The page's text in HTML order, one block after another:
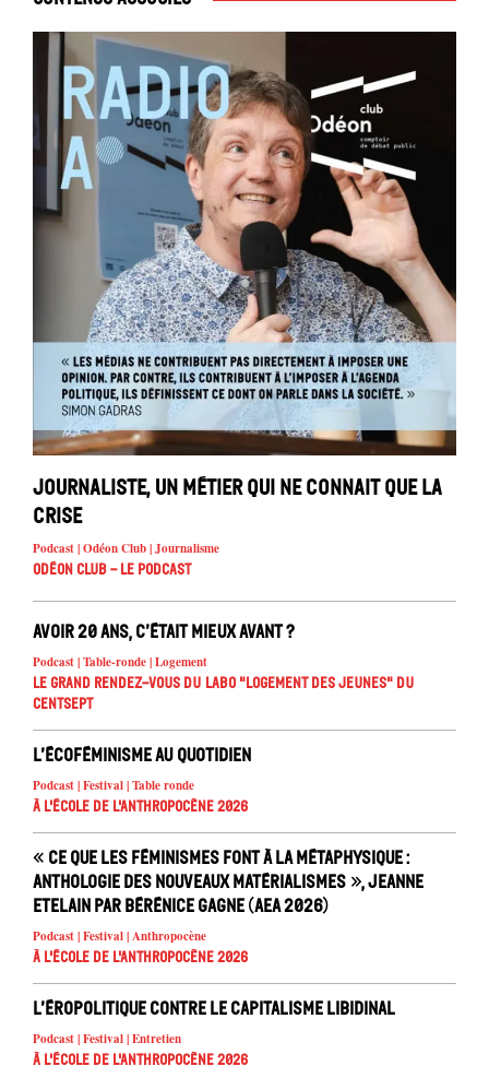
Journaliste, un métier qui ne connait que la
crise
Podcast | Odéon Club | Journalisme
Odéon Club - Le Podcast
Avoir 20 ans, c’était mieux avant ?
Podcast | Table-ronde | Logement
Le Grand Rendez-vous du Labo "Logement des jeunes" du
Centsept
L’écoféminisme au quotidien
Podcast | Festival | Table ronde
À l'école de l'Anthropocène 2026
« Ce que les féminismes font à la métaphysique :
anthologie des nouveaux matérialismes », Jeanne
Etelain par Bérénice Gagne (AEA 2026)
Podcast | Festival | Anthropocène
À l'école de l'Anthropocène 2026
L’éropolitique contre le capitalisme libidinal
Podcast | Festival | Entretien
À l'école de l'Anthropocène 2026